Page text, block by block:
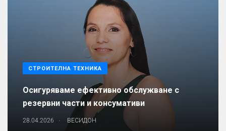
СТРОИТЕЛНА ТЕХНИКА
Осигуряваме ефективно обслужване с
резервни части и консумативи
28.04.2026 ВЕСИДОН